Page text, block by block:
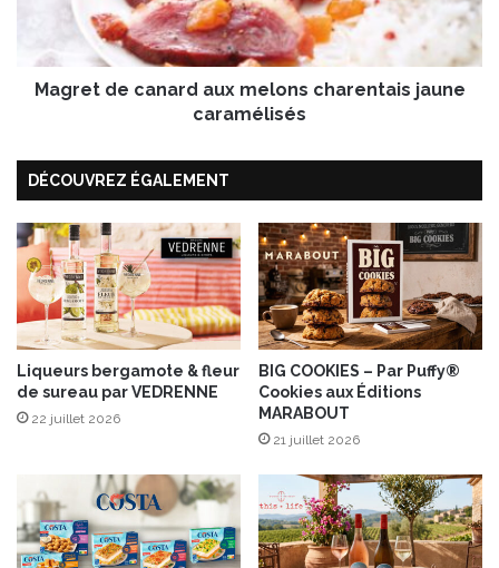
s
a
p
i
l
e
s
c
o
n
u
e
a
r
a
u
x
m
e
l
o
n
s
c
e
n
t
Magret de canard aux melons charentais jaune
caramélisés
DÉCOUVREZ ÉGALEMENT
Liqueurs bergamote & fleur
de sureau par VEDRENNE
22 juillet 2026
BIG COOKIES – Par Puffy®
Cookies aux Éditions
MARABOUT
21 juillet 2026